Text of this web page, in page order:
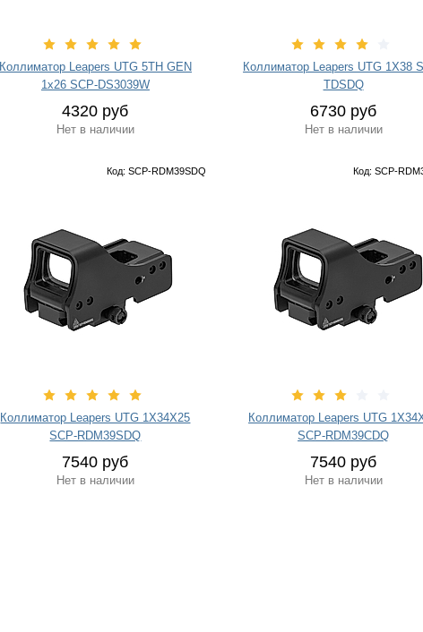
Коллиматор Leapers UTG 5TH GEN
1х26 SCP-DS3039W
4320 руб
Нет в наличии
Коллиматор Leapers UTG 1Х38
TDSDQ
6730 руб
Нет в наличии
Код: SCP-RDM39SDQ
Коллиматор Leapers UTG 1Х34Х25
SCP-RDM39SDQ
7540 руб
Нет в наличии
Код: SCP-
Коллиматор Leapers UTG
SCP-RDM39CDQ
7540 руб
Нет в наличии